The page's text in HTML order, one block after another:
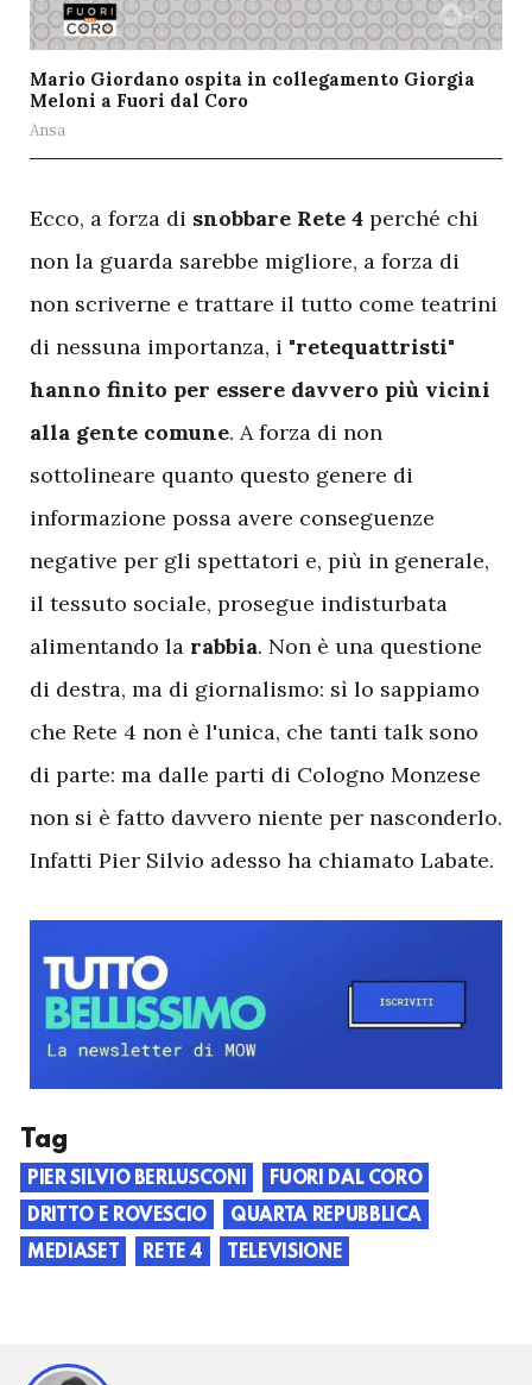
Mario Giordano ospita in collegamento Giorgia
Meloni a Fuori dal Coro
Ansa
Ecco, a forza di snobbare Rete 4 perché chi
non la guarda sarebbe migliore, a forza di
non scriverne e trattare il tutto come teatrini
di nessuna importanza, i "retequattristi"
hanno finito per essere davvero più vicini
alla gente comune. A forza di non
sottolineare quanto questo genere di
informazione possa avere conseguenze
negative per gli spettatori e, più in generale,
il tessuto sociale, prosegue indisturbata
alimentando la rabbia. Non è una questione
di destra, ma di giornalismo: sì lo sappiamo
che Rete 4 non è l'unica, che tanti talk sono
di parte: ma dalle parti di Cologno Monzese
non si è fatto davvero niente per nasconderlo.
Infatti Pier Silvio adesso ha chiamato Labate.
Tag
PIER SILVIO BERLUSCONI
FUORI DAL CORO
DRITTO E ROVESCIO
QUARTA REPUBBLICA
MEDIASET
RETE 4 TELEVISIONE